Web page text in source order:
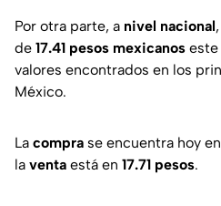
Por otra parte, a nivel nacional
de 17.41 pesos mexicanos este
valores encontrados en los
México.
La compra se encuentra hoy en
la venta está en 17.71 pesos.